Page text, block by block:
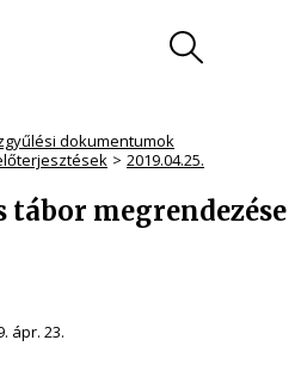
dokumentumok
2019.04.25.
megrendezése
ápr. 23.